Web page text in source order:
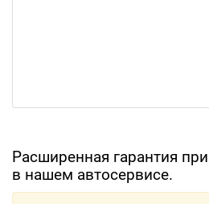
Расширенная гарантия
в нашем автосервисе.